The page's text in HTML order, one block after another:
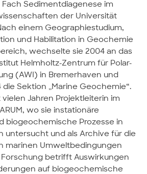
Fach Sedimentdiagenese im
der Universität
einem Geographiestudium,
und Habilitation in Geochemie
wechselte sie 2004 an das
Helmholtz-Zentrum für Polar-
(AWI) in Bremerhaven und
die Sektion „Marine Geochemie“.
vielen Jahren Projektleiterin im
wo sie instationäre
biogeochemische Prozesse in
untersucht und als Archive für die
marinen Umweltbedingungen
betrifft Auswirkungen
auf biogeochemische